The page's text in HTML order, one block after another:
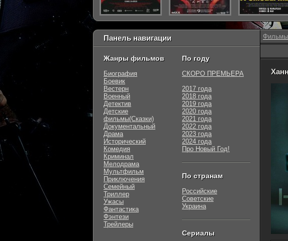
Панель навигации
Жанры фильмов
Биография
Боевик
Вестерн
Военный
Детектив
Детские
фильмы(Сказки)
Документальный
Драма
Исторический
Комедия
Криминал
Мелодрама
Мультфильм
Приключения
Семейный
Триллер
Ужасы
Фантастика
Фэнтези
Трейлеры
По году
СКОРО ПРЕМЬЕРА
2017 года
2018 года
2019 года
2020 года
2021 года
2022 года
2023 года
2024 года
Про Новый Год!
По странам
Российские
Советские
Украина
Сериалы